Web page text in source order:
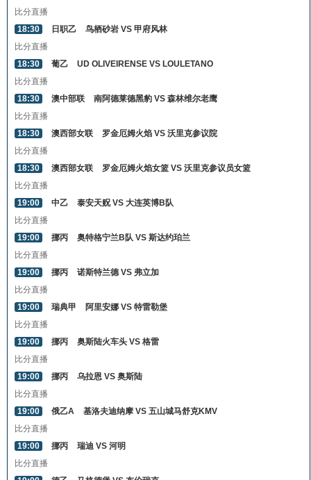
比分直播
18:30
日职乙
鸟栖砂岩 VS 甲府风林
比分直播
18:30
葡乙
UD OLIVEIRENSE VS LOULETANO
比分直播
18:30
澳中部联
南阿德莱德黑豹 VS 森林维尔老鹰
比分直播
18:30
澳西部女联
罗金厄姆火焰 VS 沃里克参议院
比分直播
18:30
澳西部女联
罗金厄姆火焰女篮 VS 沃里克参议员女篮
比分直播
19:00
中乙
泰安天贶 VS 大连英博B队
比分直播
19:00
挪丙
奥特格宁兰B队 VS 斯达约珀兰
比分直播
19:00
挪丙
诺斯特兰德 VS 弗立加
比分直播
19:00
瑞典甲
阿里安娜 VS 特雷勒堡
比分直播
19:00
挪丙
奥斯陆火车头 VS 格雷
比分直播
19:00
挪丙
乌拉恩 VS 奥斯陆
比分直播
19:00
俄乙A
基洛夫迪纳摩 VS 五山城马舒克KMV
比分直播
19:00
挪丙
瑞迪 VS 河明
比分直播